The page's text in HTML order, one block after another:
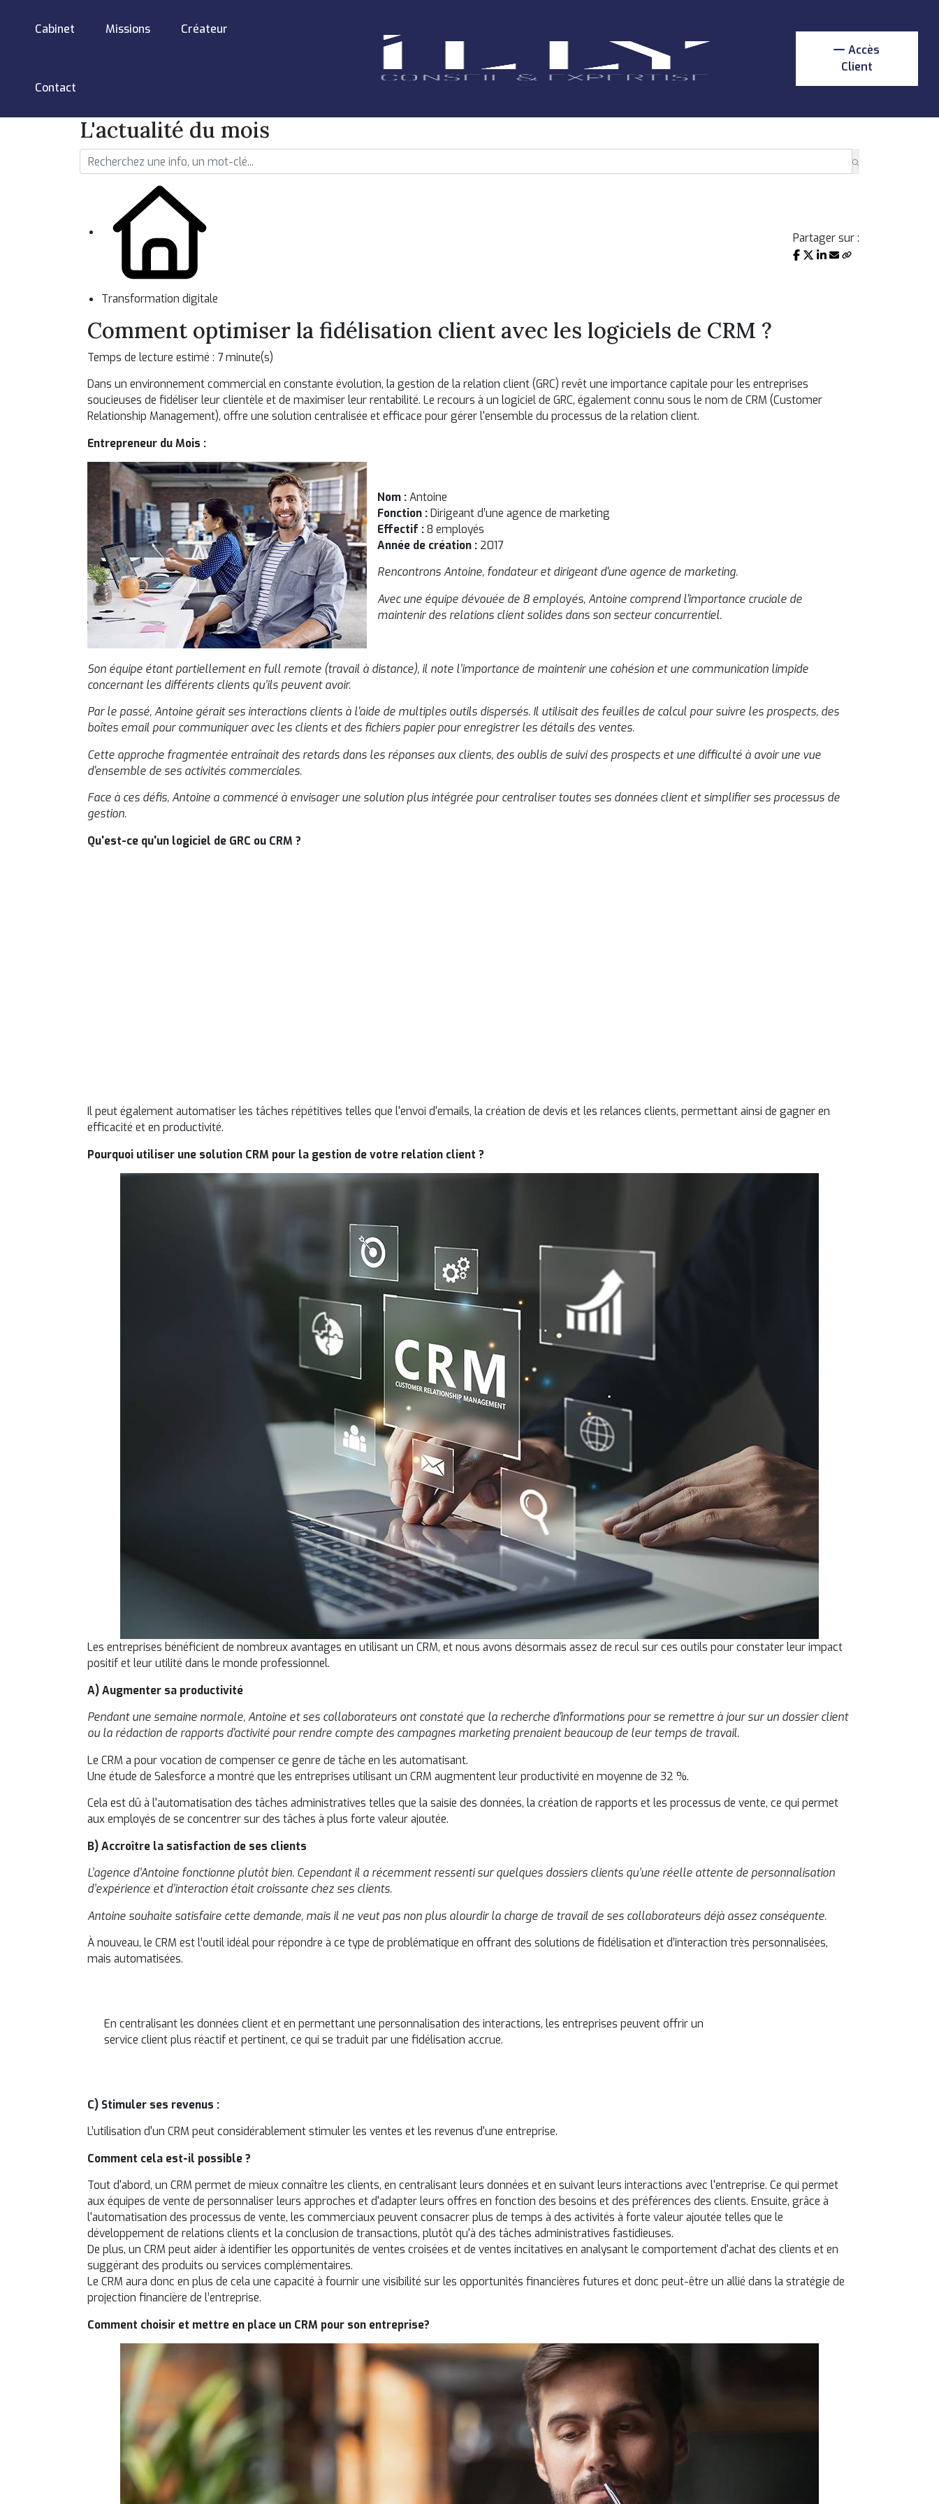
Cabinet Missions Créateur
Contact
Accès
Client
L'actualité du mois
Transformation digitale
Partager sur :
Comment optimiser la fidélisation client avec les logiciels de CRM ?
Temps de lecture estimé : 7 minute(s)
Dans un environnement commercial en constante évolution, la gestion de la relation client (GRC) revêt une importance capitale pour les entreprises
soucieuses de fidéliser leur clientèle et de maximiser leur rentabilité. Le recours à un logiciel de GRC, également connu sous le nom de CRM (Customer
Relationship Management), offre une solution centralisée et efficace pour gérer l'ensemble du processus de la relation client.
Entrepreneur du Mois :
Nom :Antoine
Fonction :Dirigeant d’une agence de marketing
Effectif :8 employés
Année de création : 2017
Rencontrons Antoine, fondateur et dirigeant d'une agence de marketing.
Avec une équipe dévouée de 8 employés, Antoine comprend l'importance cruciale de
maintenir des relations client solides dans son secteur concurrentiel.
Son équipe étant partiellement en full remote (travail à distance), il note l’importance de maintenir une cohésion et une communication limpide
concernant les différents clients qu’ils peuvent avoir.
Par le passé, Antoine gérait ses interactions clients à l'aide de multiples outils dispersés. Il utilisait des feuilles de calcul pour suivre les prospects, des
boîtes email pour communiquer avec les clients et des fichiers papier pour enregistrer les détails des ventes.
Cette approche fragmentée entraînait des retards dans les réponses aux clients, des oublis de suivi des prospects et une difficulté à avoir une vue
d'ensemble de ses activités commerciales.
Face à ces défis, Antoine a commencé à envisager une solution plus intégrée pour centraliser toutes ses données client et simplifier ses processus de
gestion.
Qu'est-ce qu'un logiciel de GRC ou CRM ?
Il peut également automatiser les tâches répétitives telles que l'envoi d'emails, la création de devis et les relances clients, permettant ainsi de gagner en
efficacité et en productivité.
Pourquoi utiliser une solution CRM pour la gestion de votre relation client ?
Les entreprises bénéficient de nombreux avantages en utilisant un CRM, et nous avons désormais assez de recul sur ces outils pour constater leur impact
positif et leur utilité dans le monde professionnel.
A) Augmenter sa productivité
Pendant une semaine normale, Antoine et ses collaborateurs ont constaté que la recherche d'informations pour se remettre à jour sur un dossier client
ou la rédaction de rapports d'activité pour rendre compte des campagnes marketing prenaient beaucoup de leur temps de travail.
Le CRM a pour vocation de compenser ce genre de tâche en les automatisant.
Une étude deSalesforce a montré que les entreprises utilisant un CRM augmentent leur productivité en moyenne de 32 %.
Cela est dû à l'automatisation des tâches administratives telles que la saisie des données, la création de rapports et les processus de vente, ce qui permet
aux employés de se concentrer sur des tâches à plus forte valeur ajoutée.
B) Accroître la satisfaction de ses clients
L’agence d’Antoine fonctionne plutôt bien. Cependant il a récemment ressenti sur quelques dossiers clients qu’une réelle attente de personnalisation
d’expérience et d’interaction était croissante chez ses clients.
Antoine souhaite satisfaire cette demande, mais il ne veut pas non plus alourdir la charge de travail de ses collaborateurs déjà assez conséquente.
À nouveau, le CRM est l’outil idéal pour répondre à ce type de problématique en offrant des solutions de fidélisation et d’interaction très personnalisées,
mais automatisées.
En centralisant les données client et en permettant une personnalisation des interactions, les entreprises peuvent offrir un
service client plus réactif et pertinent, ce qui se traduit par une fidélisation accrue.
C) Stimuler ses revenus :
L’utilisation d'un CRM peut considérablement stimuler les ventes et les revenus d'une entreprise.
Comment cela est-il possible ?
Tout d'abord, un CRM permet de mieux connaître les clients, en centralisant leurs données et en suivant leurs interactions avec l'entreprise. Ce qui permet
aux équipes de vente de personnaliser leurs approches et d'adapter leurs offres en fonction des besoins et des préférences des clients. Ensuite, grâce à
l'automatisation des processus de vente, les commerciaux peuvent consacrer plus de temps à des activités à forte valeur ajoutée telles que le
développement de relations clients et la conclusion de transactions, plutôt qu'à des tâches administratives fastidieuses.
De plus, un CRM peut aider à identifier les opportunités de ventes croisées et de ventes incitatives en analysant le comportement d'achat des clients et en
suggérant des produits ou services complémentaires.
Le CRM aura donc en plus de cela une capacité à fournir une visibilité sur les opportunités financières futures et donc peut-être un allié dans la stratégie de
projection financière de l’entreprise.
Comment choisir et mettre en place un CRM pour son entreprise?